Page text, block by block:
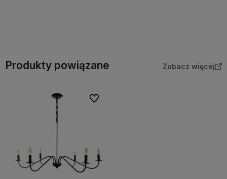
Produkty powiązane Zobacz więcej
Do ulubionych